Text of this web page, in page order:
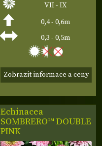
VII - IX
0,4 - 0,6m
0,3 - 0,5m
Zobrazit informace a ceny
Echinacea
SOMBRERO™ DOUBLE
PINK